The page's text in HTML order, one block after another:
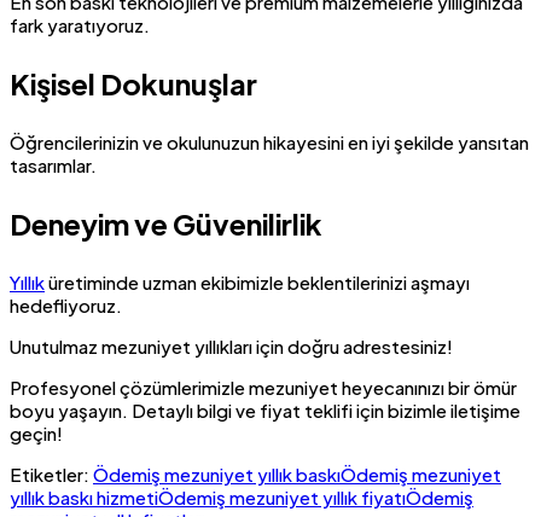
fark yaratıyoruz.
Kişisel Dokunuşlar
Öğrencilerinizin ve okulunuzun hikayesini en iyi şekilde yansıtan
tasarımlar.
Deneyim ve Güvenilirlik
Yıllıküretiminde uzman ekibimizle beklentilerinizi aşmayı
hedefliyoruz.
Unutulmaz mezuniyet yıllıkları için doğru adrestesiniz!
Profesyonel çözümlerimizle mezuniyet heyecanınızı bir ömür
boyu yaşayın. Detaylı bilgi ve fiyat teklifi için bizimle iletişime
geçin!
Etiketler: Ödemiş mezuniyet yıllık baskıÖdemiş mezuniyet
yıllık baskı hizmetiÖdemiş mezuniyet yıllık fiyatıÖdemiş